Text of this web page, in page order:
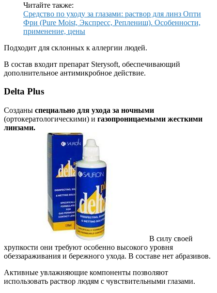
Читайте также:
Средство по уходу за глазами: раствор для линз Опти
Фри (Pure Moist, Экспресс, Реплениш). Особенности,
применение, цены
Подходит для склонных к аллергии людей.
В состав входит препарат Sterysoft, обеспечивающий
дополнительное антимикробное действие.
Delta Plus
Созданы специально для ухода за ночными
(ортокератологическими) и газопроницаемыми жесткими
линзами.
В силу своей
хрупкости они требуют особенно высокого уровня
обеззараживания и бережного ухода. В составе нет абразивов.
Активные увлажняющие компоненты позволяют
использовать раствор людям с чувствительными глазами.